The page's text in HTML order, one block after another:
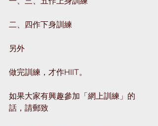
二、四作下身訓練
另外
做完訓練，才作HIIT。
如果大家有興趣參加「網上訓練」的
話，請郵致